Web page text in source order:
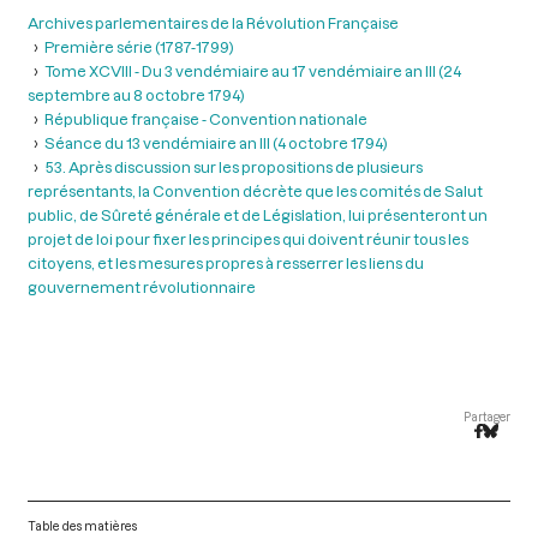
Archives parlementaires de la Révolution Française
Première série (1787-1799)
Tome XCVIII - Du 3 vendémiaire au 17 vendémiaire an III (24
septembre au 8 octobre 1794)
République française - Convention nationale
Séance du 13 vendémiaire an III (4 octobre 1794)
53. Après discussion sur les propositions de plusieurs
représentants, la Convention décrète que les comités de Salut
public, de Sûreté générale et de Législation, lui présenteront un
projet de loi pour fixer les principes qui doivent réunir tous les
citoyens, et les mesures propres à resserrer les liens du
gouvernement révolutionnaire
Partager
Table des matières